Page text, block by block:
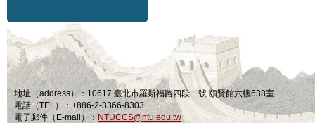
地址（address）：10617 臺北市羅斯福路四段一號 頤賢館六樓638室
電話（TEL）：+886-2-3366-8303
電子郵件（E-mail）： NTUCCS@ntu.edu.tw